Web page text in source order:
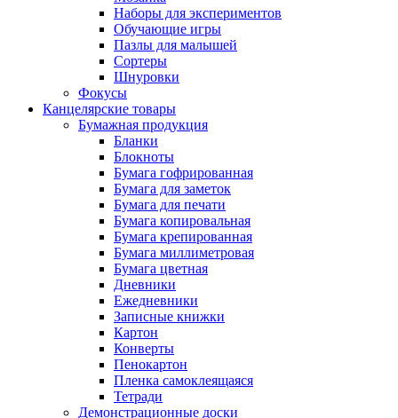
Наборы для экспериментов
Обучающие игры
Пазлы для малышей
Сортеры
Шнуровки
Фокусы
Канцелярские товары
Бумажная продукция
Бланки
Блокноты
Бумага гофрированная
Бумага для заметок
Бумага для печати
Бумага копировальная
Бумага крепированная
Бумага миллиметровая
Бумага цветная
Дневники
Ежедневники
Записные книжки
Картон
Конверты
Пенокартон
Пленка самоклеящаяся
Тетради
Демонстрационные доски